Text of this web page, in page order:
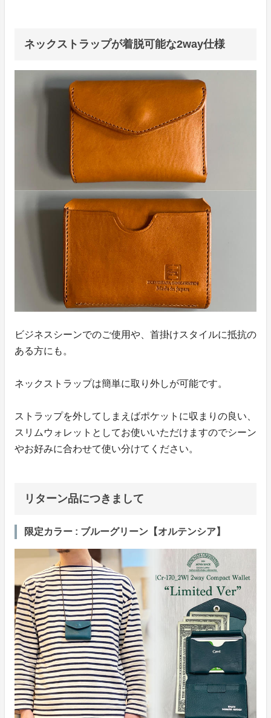
ネックストラップが着脱可能な2way仕様
ビジネスシーンでのご使用や、首掛けスタイルに抵抗の
ある方にも。
ネックストラップは簡単に取り外しが可能です。
ストラップを外してしまえばポケットに収まりの良い、
スリムウォレットとしてお使いいただけますのでシーン
やお好みに合わせて使い分けてください。
リターン品につきまして
限定カラー : ブルーグリーン【オルテンシア】